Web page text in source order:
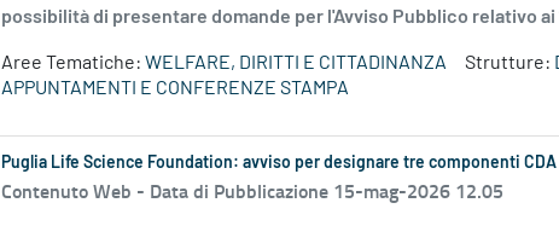
possibilità di presentare domande per l'Avviso Pubblico relativo ai
Aree Tematiche: WELFARE, DIRITTI E CITTADINANZA Strutture:
APPUNTAMENTI E CONFERENZE STAMPA
Puglia Life Science Foundation: avviso per designare tre componenti CDA
Contenuto Web - Data di Pubblicazione 15-mag-2026 12.05